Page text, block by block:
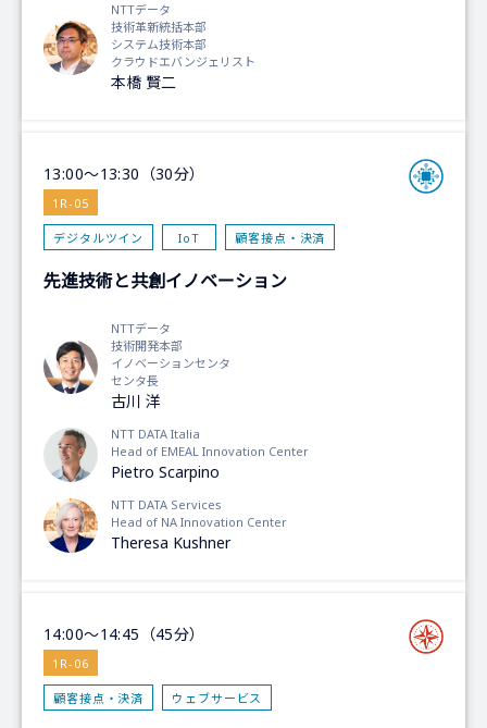
NTTデータ
技術革新統括本部
システム技術本部
クラウドエバンジェリスト
本橋 賢二
13:00～13:30（30分）
1R-05
デジタルツイン IoT 顧客接点・決済
先進技術と共創イノベーション
NTTデータ
技術開発本部
イノベーションセンタ
センタ長
古川 洋
NTT DATA Italia
Head of EMEAL Innovation Center
Pietro Scarpino
NTT DATA Services
Head of NA Innovation Center
Theresa Kushner
14:00～14:45（45分）
1R-06
顧客接点・決済 ウェブサービス